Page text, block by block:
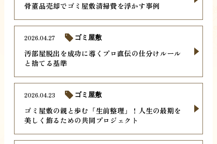
骨董品売却でゴミ屋敷清掃費を浮かす事例
汚部屋脱出を成功に導くプロ直伝の仕分けルール
と捨てる基準
2026.04.27 ゴミ屋敷
ゴミ屋敷の親と歩む「生前整理」！人生の最期を
美しく飾るための共同プロジェクト
2026.04.23 ゴミ屋敷